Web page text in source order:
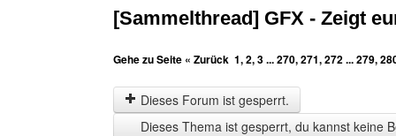
[Sammelthread] GFX - Zeigt
Gehe zu Seite « Zurück 1,2,3...270,271,272...279,
Dieses Forum ist gesperrt.
Dieses Thema ist gesperrt, du kannst keine